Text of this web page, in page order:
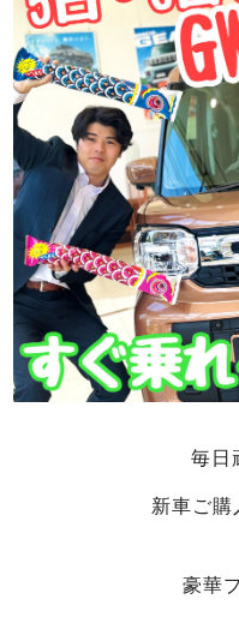
毎日
新車ご購
豪華